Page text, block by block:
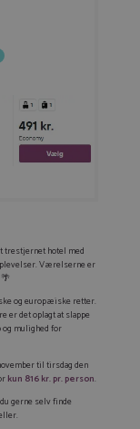
trestjernet hotel med
Værelserne er
og europæiske retter.
er det oplagt at slappe
og mulighed for
til tirsdag den
kun 816 kr. pr. person.
gerne selv finde